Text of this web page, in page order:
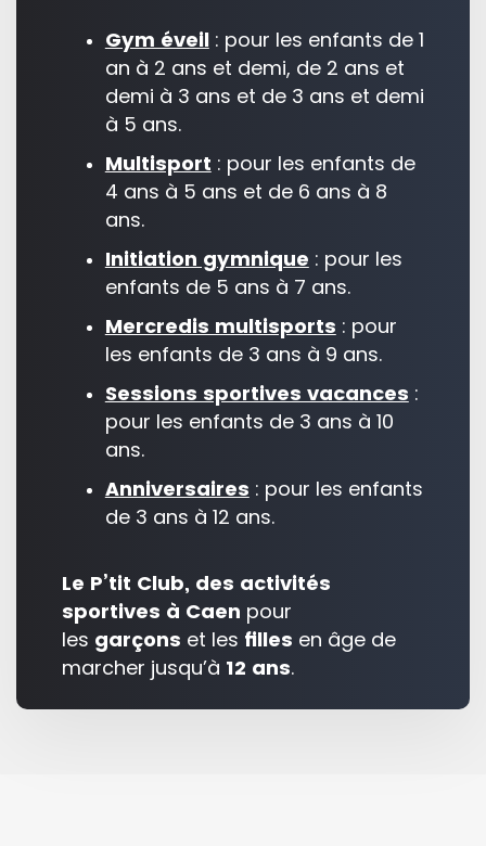
Gym éveil: pour les enfants de 1
an à 2 ans et demi, de 2 ans et
demi à 3 ans et de 3 ans et demi
à 5 ans.
Multisport : pour les enfants de
4 ans à 5 ans et de 6 ans à 8
ans.
Initiation gymnique : pour les
enfants de 5 ans à 7 ans.
Mercredis multisports : pour
les enfants de 3 ans à 9 ans.
Sessions sportives vacances :
pour les enfants de 3 ans à 10
ans.
Anniversaires : pour les enfants
de 3 ans à 12 ans.
Le P’tit Club, des activités
sportives à Caen pour
les garçons et les filles en âge de
marcher jusqu’à 12 ans.